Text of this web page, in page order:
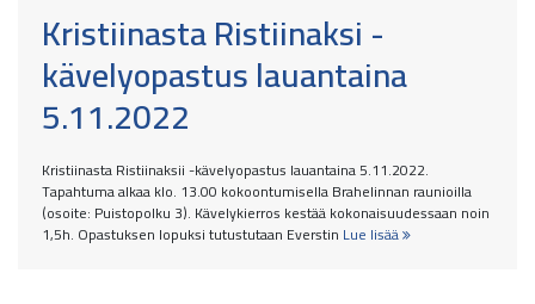
Kristiinasta Ristiinaksi -
kävelyopastus lauantaina
5.11.2022
Kristiinasta Ristiinaksii -kävelyopastus lauantaina 5.11.2022.
Tapahtuma alkaa klo. 13.00 kokoontumisella Brahelinnan raunioilla
(osoite: Puistopolku 3). Kävelykierros kestää kokonaisuudessaan noin
1,5h. Opastuksen lopuksi tutustutaan Everstin Lue lisää